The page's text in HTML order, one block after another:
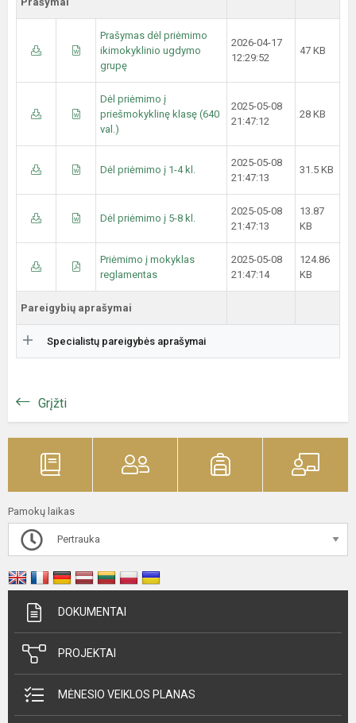
Prašymas dėl priėmimo
ikimokyklinio ugdymo
grupę
2026-04-17
12:29:52
47 KB
Dėl priėmimo į
priešmokyklinę klasę (640
val.)
2025-05-08
21:47:12
28 KB
Dėl priėmimo į 1-4 kl.
2025-05-08
21:47:13
31.5 KB
Dėl priėmimo į 5-8 kl.
2025-05-08
21:47:13
13.87
KB
Priėmimo į mokyklas
reglamentas
2025-05-08
21:47:14
124.86
KB
Pareigybių aprašymai
Specialistų pareigybės aprašymai
Grįžti
Pamokų laikas
Pertrauka
DOKUMENTAI
PROJEKTAI
MĖNESIO VEIKLOS PLANAS